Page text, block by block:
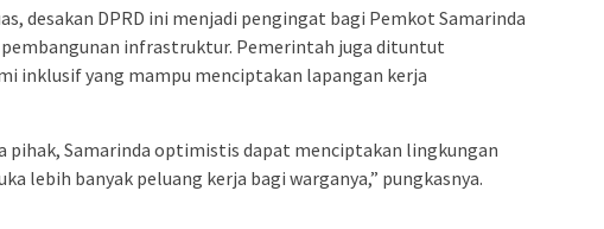
desakan DPRD ini menjadi pengingat bagi Pemkot Samarinda
pembangunan infrastruktur. Pemerintah juga dituntut
inklusif yang mampu menciptakan lapangan kerja
pihak, Samarinda optimistis dapat menciptakan lingkungan
lebih banyak peluang kerja bagi warganya,” pungkasnya.